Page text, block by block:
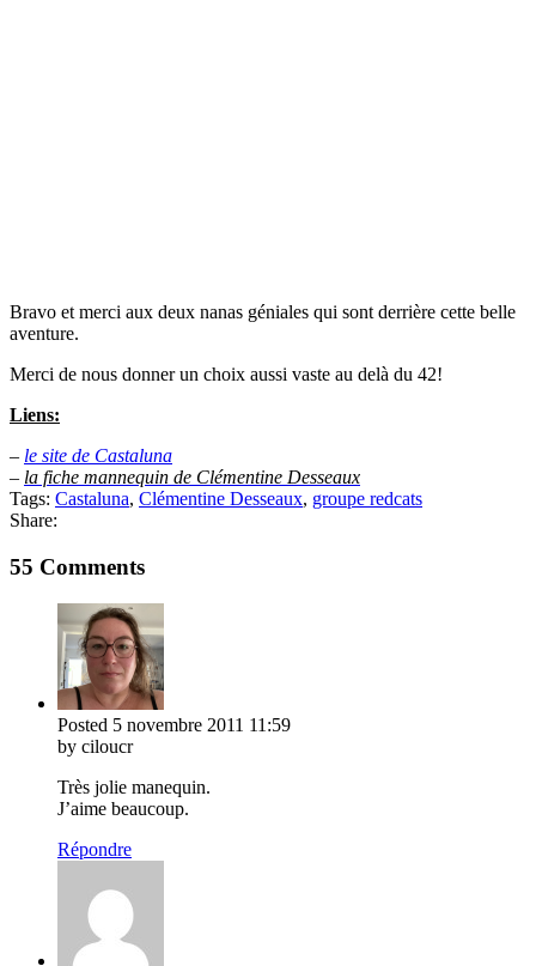
Bravo et merci aux deux nanas géniales qui sont derrière cette belle
aventure.
Merci de nous donner un choix aussi vaste au delà du 42!
Liens:
– le site de Castaluna
– la fiche mannequin de Clémentine Desseaux
Tags: Castaluna, Clémentine Desseaux, groupe redcats
Share:
55 Comments
Posted 5 novembre 2011 11:59
by ciloucr
Très jolie manequin.
J’aime beaucoup.
Répondre